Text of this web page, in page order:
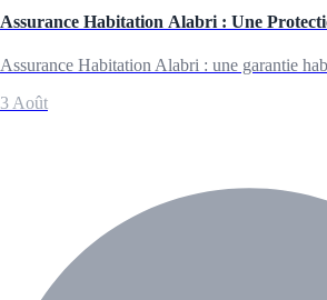
Assurance Habitation Alabri : Une
Assurance Habitation Alabri : une garantie
3 Août